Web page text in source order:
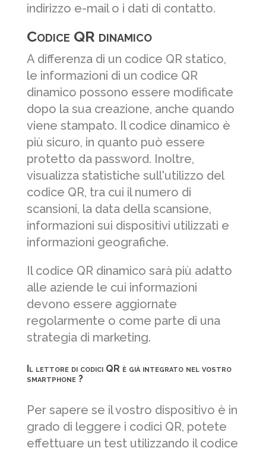
indirizzo e-mail o i dati di contatto.
Codice QR dinamico
A differenza di un codice QR statico,
le informazioni di un codice QR
dinamico possono essere modificate
dopo la sua creazione, anche quando
viene stampato. Il codice dinamico è
più sicuro, in quanto può essere
protetto da password. Inoltre,
visualizza statistiche sull'utilizzo del
codice QR, tra cui il numero di
scansioni, la data della scansione,
informazioni sui dispositivi utilizzati e
informazioni geografiche.
Il codice QR dinamico sarà più adatto
alle aziende le cui informazioni
devono essere aggiornate
regolarmente o come parte di una
strategia di marketing.
Il lettore di codici QR è già integrato nel vostro
smartphone ?
Per sapere se il vostro dispositivo è in
grado di leggere i codici QR, potete
effettuare un test utilizzando il codice